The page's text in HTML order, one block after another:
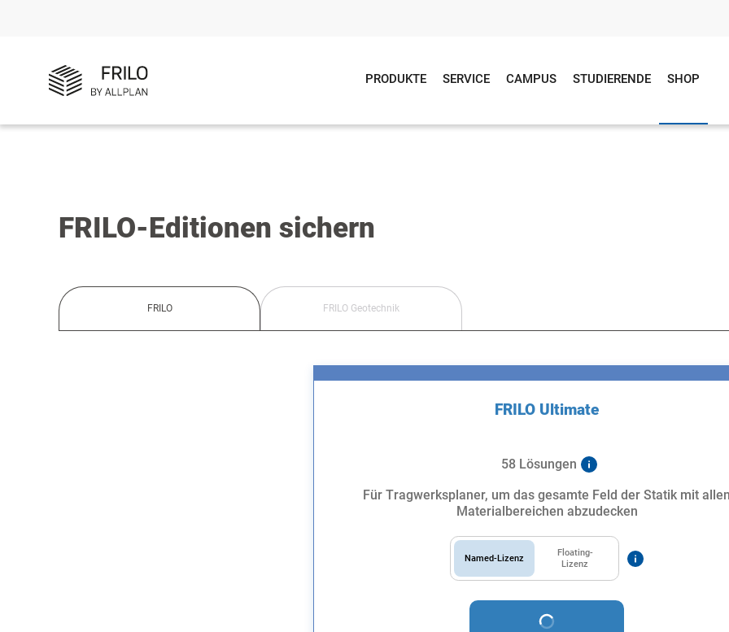
PRODUKTE SERVICE CAMPUS STUDIERENDE SHOP
FRILO-Editionen sichern
FRILO FRILO Geotechnik
FRILO Ultimate
58 Lösungen
Für Tragwerksplaner, um das gesamte Feld der Statik mit
Materialbereichen abzudecken
Named-Lizenz
Floating-
Lizenz